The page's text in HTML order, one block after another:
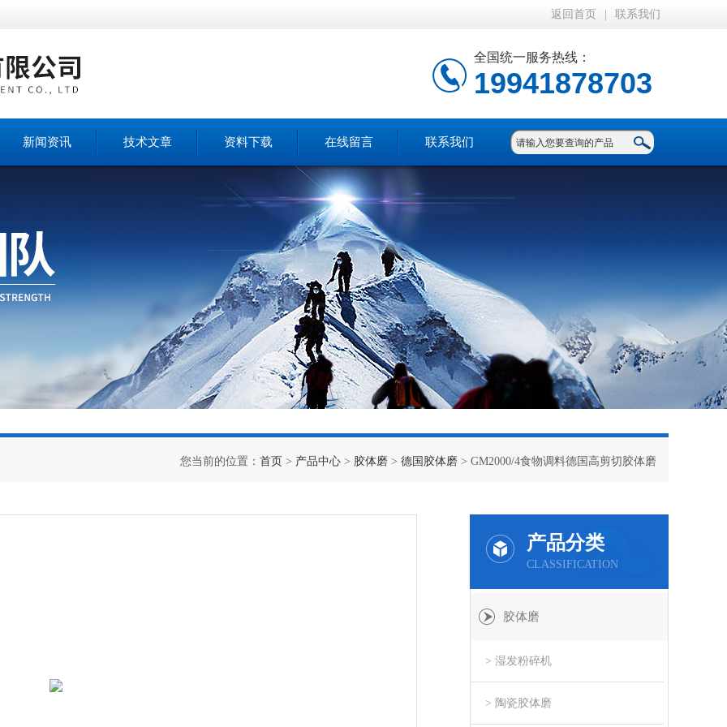
返回首页 联系我们
全国统一服务热线：
19941878703
新闻资讯 技术文章 资料下载 在线留言 联系我们
您当前的位置： 首页 > 产品中心 > 胶体磨 > 德国胶体磨 > GM2000/4食物调料德国高剪切胶体磨
产品分类
CLASSIFICATION
胶体磨
> 湿发粉碎机
> 陶瓷胶体磨